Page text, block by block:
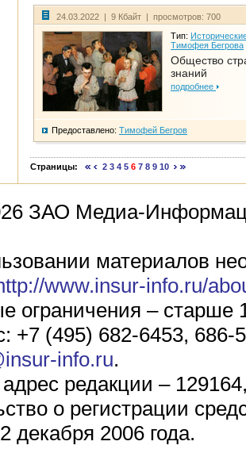
24.03.2022 | 9 Кбайт | просмотров: 700
Тип:
Тимофея Бегрова
Общество
знаний
подробнее
Предоставлено: Тимофей Бегров
Страницы: 2 3 4 5 6 7 8 9 10
ЗАО Медиа-
материалов
www.insur-info.ru/
ограничения – старше
+7 (495) 682-6453, 686-
info.ru.
редакции –
о регистрации
декабря 2006 года.